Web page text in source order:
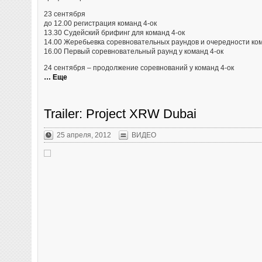
23 сентября
до 12.00 регистрация команд 4-ок
13.30 Судейский брифинг для команд 4-ок
14.00 Жеребьевка соревновательных раундов и очередности
16.00 Первый соревновательный раунд у команд 4-ок
24 сентября – продолжение соревнований у команд 4-ок
… Еще
Trailer: Project XRW Dubai
25 апреля, 2012 ВИДЕО